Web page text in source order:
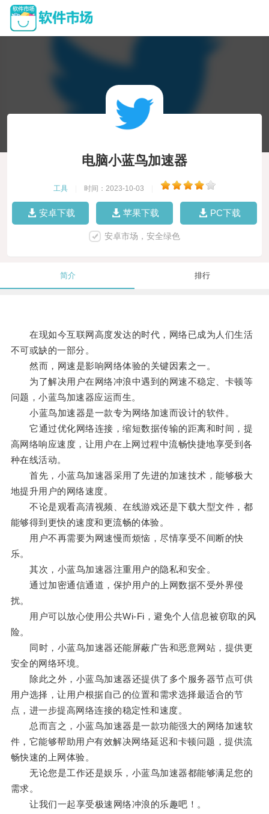
电脑小蓝鸟加速器
工具 时间：2023-10-03
安卓下载 苹果下载 PC下载
安卓市场，安全绿色
简介 排行
在现如今互联网高度发达的时代，网络已成为人们生活
不可或缺的一部分。
然而，网速是影响网络体验的关键因素之一。
为了解决用户在网络冲浪中遇到的网速不稳定、卡顿等
问题，小蓝鸟加速器应运而生。
小蓝鸟加速器是一款专为网络加速而设计的软件。
它通过优化网络连接，缩短数据传输的距离和时间，提
高网络响应速度，让用户在上网过程中流畅快捷地享受到各
种在线活动。
首先，小蓝鸟加速器采用了先进的加速技术，能够极大
地提升用户的网络速度。
不论是观看高清视频、在线游戏还是下载大型文件，都
能够得到更快的速度和更流畅的体验。
用户不再需要为网速慢而烦恼，尽情享受不间断的快
乐。
其次，小蓝鸟加速器注重用户的隐私和安全。
通过加密通信通道，保护用户的上网数据不受外界侵
扰。
用户可以放心使用公共Wi-Fi，避免个人信息被窃取的风
险。
同时，小蓝鸟加速器还能屏蔽广告和恶意网站，提供更
安全的网络环境。
除此之外，小蓝鸟加速器还提供了多个服务器节点可供
用户选择，让用户根据自己的位置和需求选择最适合的节
点，进一步提高网络连接的稳定性和速度。
总而言之，小蓝鸟加速器是一款功能强大的网络加速软
件，它能够帮助用户有效解决网络延迟和卡顿问题，提供流
畅快速的上网体验。
无论您是工作还是娱乐，小蓝鸟加速器都能够满足您的
需求。
让我们一起享受极速网络冲浪的乐趣吧！。